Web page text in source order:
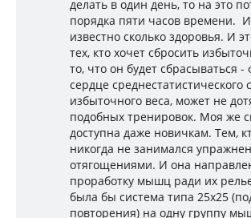
делать в один день, то на это
порядка пяти часов времени.
известно сколько здоровья. И
тех, кто хочет сбросить
то, что он будет сбрасываться -
сердце среднестатистического
избыточного веса, может не
подобных тренировок. Моя же
доступна даже новичкам. Тем,
никогда не занимался
отягощениями. И она
проработку мышц ради их
была бы система типа 25х25
повторения) на одну группу